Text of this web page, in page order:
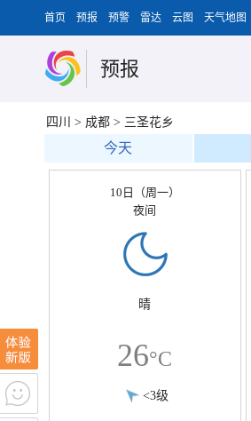
首页 预报 预警 雷达 云图 天气地图
预报
四川 > 成都 > 三圣花乡
今天
10日（周一）
夜间
晴
26°C
<3级